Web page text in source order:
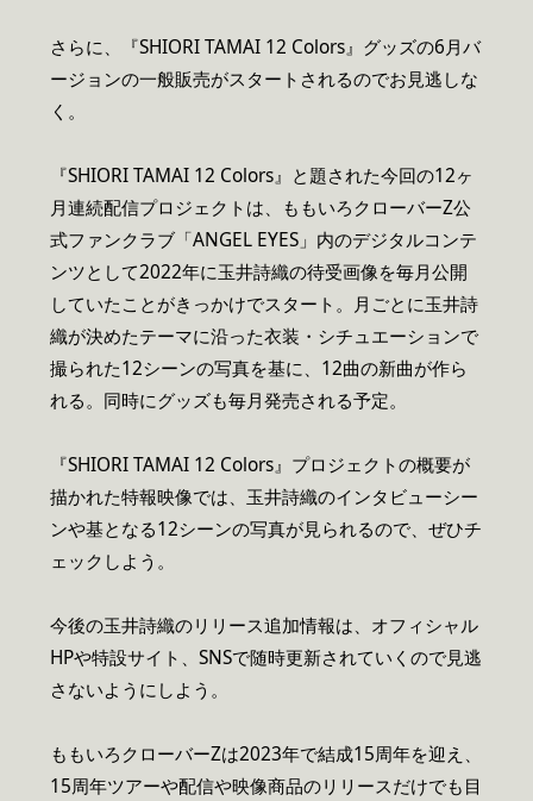
さらに、『SHIORI TAMAI 12 Colors』グッズの6月バ
ージョンの一般販売がスタートされるのでお見逃しな
く。
『SHIORI TAMAI 12 Colors』と題された今回の12ヶ
月連続配信プロジェクトは、ももいろクローバーZ公
式ファンクラブ「ANGEL EYES」内のデジタルコンテ
ンツとして2022年に玉井詩織の待受画像を毎月公開
していたことがきっかけでスタート。月ごとに玉井詩
織が決めたテーマに沿った衣装・シチュエーションで
撮られた12シーンの写真を基に、12曲の新曲が作ら
れる。同時にグッズも毎月発売される予定。
『SHIORI TAMAI 12 Colors』プロジェクトの概要が
描かれた特報映像では、玉井詩織のインタビューシー
ンや基となる12シーンの写真が見られるので、ぜひチ
ェックしよう。
今後の玉井詩織のリリース追加情報は、オフィシャル
HPや特設サイト、SNSで随時更新されていくので見逃
さないようにしよう。
ももいろクローバーZは2023年で結成15周年を迎え、
15周年ツアーや配信や映像商品のリリースだけでも目